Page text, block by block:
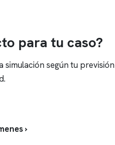
para tu caso?
simulación según tu previsión
›